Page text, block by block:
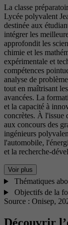
La classe
Lycée polyvalent
destinée aux
intégrer les
approfondit les
chimie et les
expérimentale et
compétences
analyse de
tout en maîtrisant
avancées. La
et la capacité à
concrètes. À l'issue
aux concours des
ingénieurs
l'automobile,
et la recherche-
Voir plus
Thématiques
Objectifs de la
Source : Onisep,